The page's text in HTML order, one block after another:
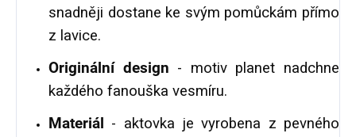
snadněji dostane ke svým pomůckám přímo
z lavice.
Originální design - motiv planet nadchne
každého fanouška vesmíru.
Materiál - aktovka je vyrobena z pevného